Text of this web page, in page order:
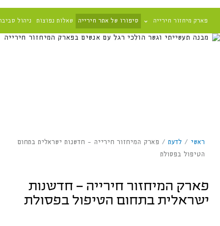
פארק מיחזור חירייה סיפורו של אתר חירייה שאלות נפוצות ניהול
ראשי /לדעת / פארק המיחזור חירייה – חדשנות ישראלית בתחום
הטיפול בפסולת
פארק המיחזור חירייה – חדשנות
ישראלית בתחום הטיפול בפסולת